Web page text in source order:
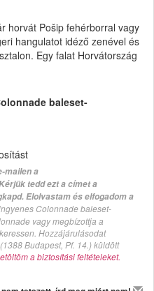
horvát Pošip fehérborral vagy
hangulatot idéző zenével és
Egy falat Horvátország
baleset-
mailen a
tedd ezt a címet a
Elolvastam és elfogadom a
Colonnade baleset-
vagy megbízottja a
Hozzájárulásodat
Budapest, Pf. 14.) küldött
a biztosítási feltételeket.